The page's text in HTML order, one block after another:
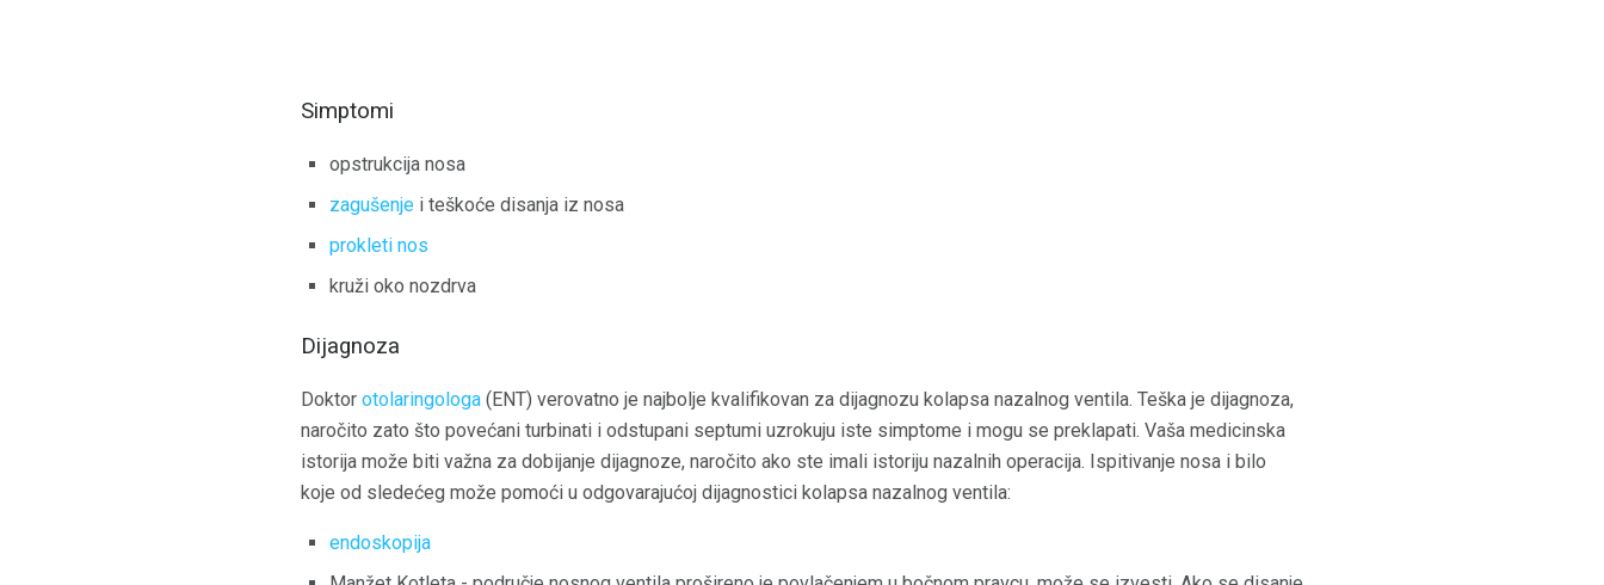
Simptomi
opstrukcija nosa
zagušenje i teškoće disanja iz nosa
prokleti nos
kruži oko nozdrva
Dijagnoza
Doktor otolaringologa (ENT) verovatno je najbolje kvalifikovan za dijagnozu kolapsa nazalnog ventila. Teška je dijagnoza,
naročito zato što povećani turbinati i odstupani septumi uzrokuju iste simptome i mogu se preklapati. Vaša medicinska
istorija može biti važna za dobijanje dijagnoze, naročito ako ste imali istoriju nazalnih operacija. Ispitivanje nosa i bilo
koje od sledećeg može pomoći u odgovarajućoj dijagnostici kolapsa nazalnog ventila:
endoskopija